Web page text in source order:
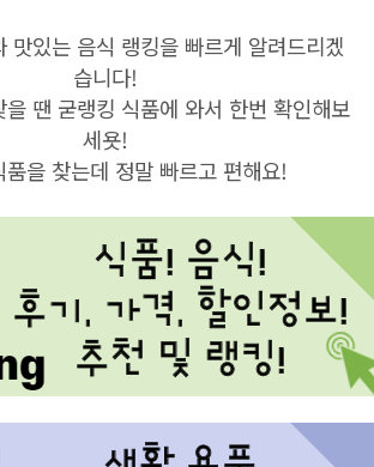
맛있는 음식 랭킹을 빠르게 알려드리겠
습니다!
땐 굳랭킹 식품에 와서 한번 확인해보
세욧!
품을 찾는데 정말 빠르고 편해요!